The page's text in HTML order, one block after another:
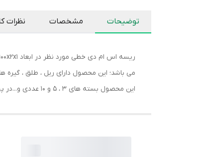
توضیحات مشخصات نظرات
می باشد؛ این محصول دارای ریل ، طلق ،
این محصول بسته های 3 ، 5 و 10 عددی و...در پنل فروشنده موجود می باشد.